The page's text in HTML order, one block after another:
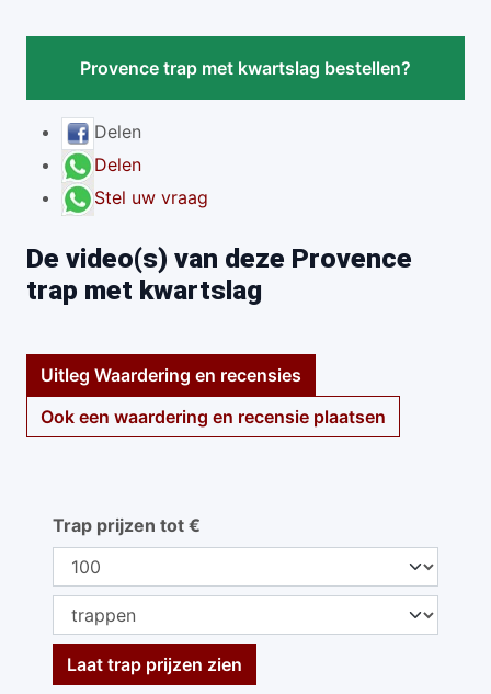
Provence trap met kwartslag bestellen?
Delen
Delen
Stel uw vraag
De video(s) van deze Provence
trap met kwartslag
Uitleg Waardering en recensies
Ook een waardering en recensie plaatsen
Trap prijzen tot €
Laat trap prijzen zien